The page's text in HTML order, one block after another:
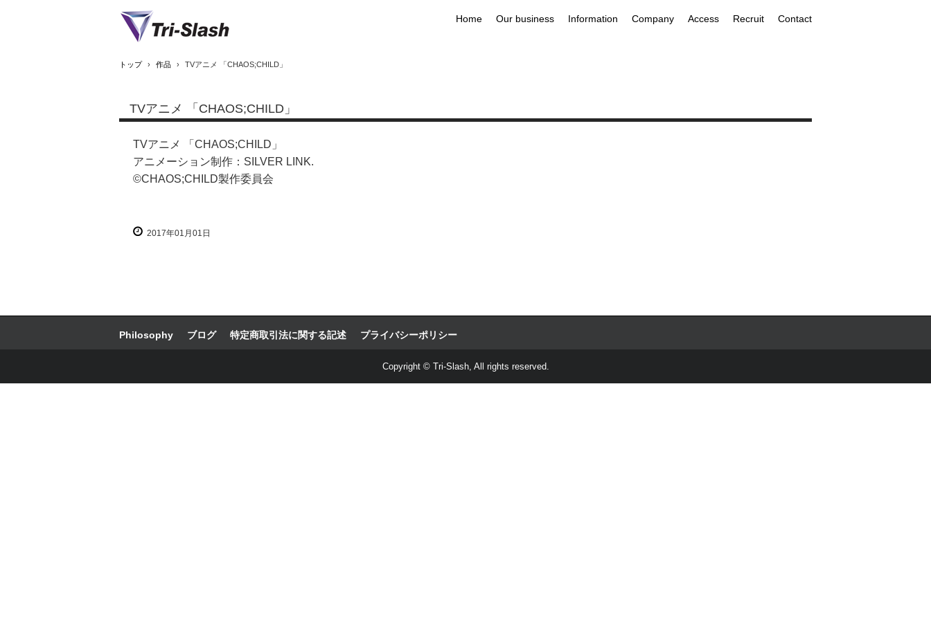
Home Our business Information Company Access Recruit Contact
トップ › 作品 › TVアニメ 「CHAOS;CHILD」
TVアニメ 「CHAOS;CHILD」
TVアニメ 「CHAOS;CHILD」
アニメーション制作：SILVER LINK.
©CHAOS;CHILD製作委員会
2017年01月01日
Philosophy ブログ 特定商取引法に関する記述 プライバシーポリシー
Copyright © Tri-Slash, All rights reserved.